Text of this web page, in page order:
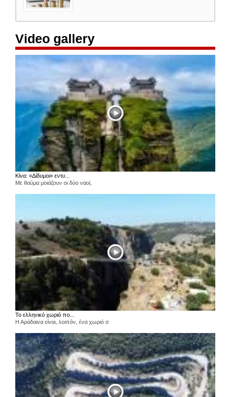
Video gallery
Κίνα: «Δίδυμοι» εντυ...
Με θαύμα μοιάζουν οι δύο ναοί,
Το ελληνικό χωριό πο...
Η Αράδαινα είναι, λοιπόν, ένα χωριό σ